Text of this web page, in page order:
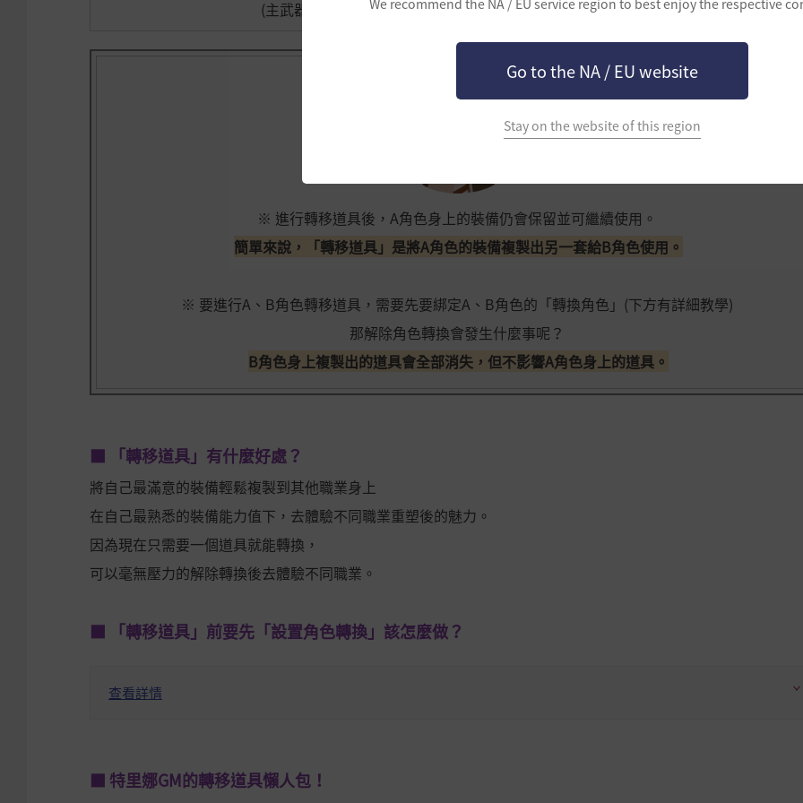
We recommend the NA / EU service region to best enjoy the respective
Go to the NA / EU website
Stay on the website of this region
(主武器、覺醒武器、副手武器會自動轉換為符合B角色的武器)
※ 進行轉移道具後，A角色身上的裝備仍會保留並可繼續使用。
簡單來說，「轉移道具」是將A角色的裝備複製出另一套給B角色使用。
※ 要進行A、B角色轉移道具，需要先要綁定A、B角色的「轉換角色」(下方有詳細教學)
那解除角色轉換會發生什麼事呢？
B角色身上複製出的道具會全部消失，但不影響A角色身上的道具。
■ 「轉移道具」有什麼好處？
將自己最滿意的裝備輕鬆複製到其他職業身上
在自己最熟悉的裝備能力值下，去體驗不同職業重塑後的魅力。
因為現在只需要一個道具就能轉換，
可以毫無壓力的解除轉換後去體驗不同職業。
■ 「轉移道具」前要先「設置角色轉換」該怎麼做？
查看詳情
■ 特里娜GM的轉移道具懶人包！